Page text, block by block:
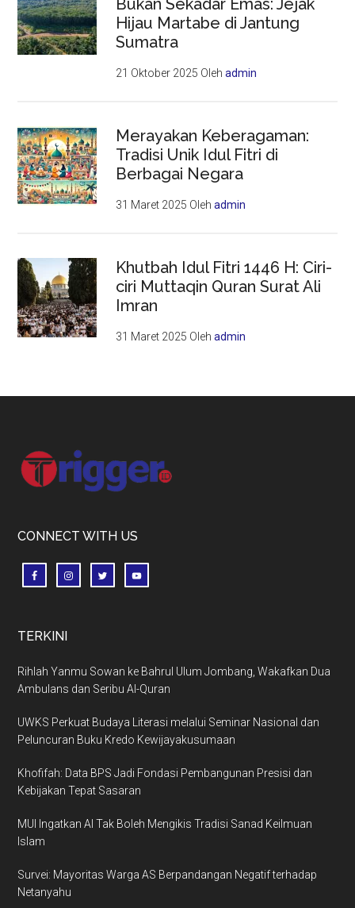
Bukan Sekadar Emas: Jejak
Hijau Martabe di Jantung
Sumatra
21 Oktober 2025 Olehadmin
Merayakan Keberagaman:
Tradisi Unik Idul Fitri di
Berbagai Negara
31 Maret 2025 Olehadmin
Khutbah Idul Fitri 1446 H: Ciri-
ciri Muttaqin Quran Surat Ali
Imran
31 Maret 2025 Olehadmin
Footer
CONNECT WITH US
TERKINI
Rihlah Yanmu Sowan ke Bahrul Ulum Jombang, Wakafkan Dua
Ambulans dan Seribu Al-Quran
UWKS Perkuat Budaya Literasi melalui Seminar Nasional dan
Peluncuran Buku Kredo Kewijayakusumaan
Khofifah: Data BPS Jadi Fondasi Pembangunan Presisi dan
Kebijakan Tepat Sasaran
MUI Ingatkan AI Tak Boleh Mengikis Tradisi Sanad Keilmuan
Islam
Survei: Mayoritas Warga AS Berpandangan Negatif terhadap
Netanyahu